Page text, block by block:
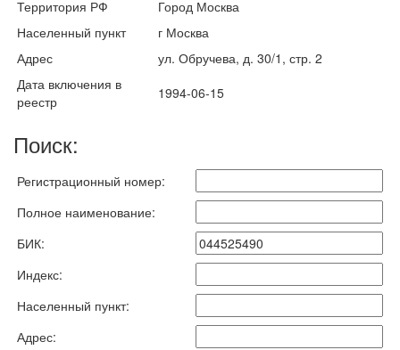
Территория РФ
Город Москва
Населенный пункт
г Москва
Адрес
ул. Обручева, д. 30/1, стр. 2
Дата включения в
реестр
1994-06-15
Поиск:
Регистрационный номер:
Полное наименование:
БИК:
Индекс:
Населенный пункт:
Адрес: